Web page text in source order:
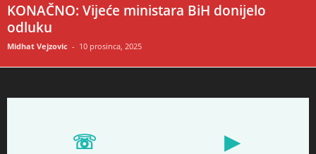
KONAČNO: Vijeće ministara BiH donijelo
odluku
Midhat Vejzovic - 10 prosinca, 2025
☏ ▶